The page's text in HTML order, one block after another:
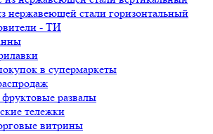
нержавеющей стали горизонтальный
- ТИ
в супермаркеты
развалы
тележки
витрины